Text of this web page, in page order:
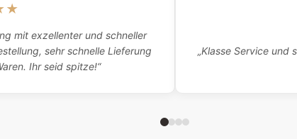
mit exzellenter und schneller
sehr schnelle Lieferung
Ihr seid spitze!“
„Klasse Service und